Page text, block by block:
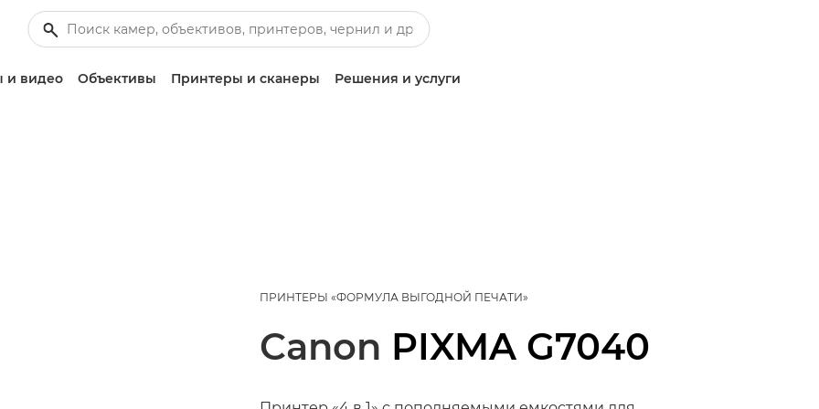
и видео Объективы Принтеры и сканеры Решения и услуги
ПРИНТЕРЫ «ФОРМУЛА ВЫГОДНОЙ ПЕЧАТИ»
Canon PIXMA G7040